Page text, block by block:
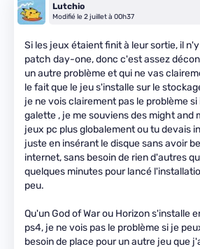
Lutchio
Modifié le 2 juillet à 00h37
Si les jeux étaient finit à leur sortie, il
patch day-one, donc c'est assez
un autre problème et qui ne vas
le fait que le jeu s'installe sur le
je ne vois clairement pas le problème
galette , je me souviens des might and
jeux pc plus globalement ou tu devais
juste en insérant le disque sans avoir
internet, sans besoin de rien d'autres
quelques minutes pour lancé
peu.
Qu'un God of War ou Horizon s'installe
ps4, je ne vois pas le problème si je
besoin de place pour un autre jeu que